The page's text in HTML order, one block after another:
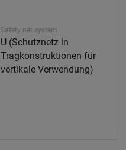
Safety net system
U (Schutznetz in
Tragkonstruktionen für
vertikale Verwendung)